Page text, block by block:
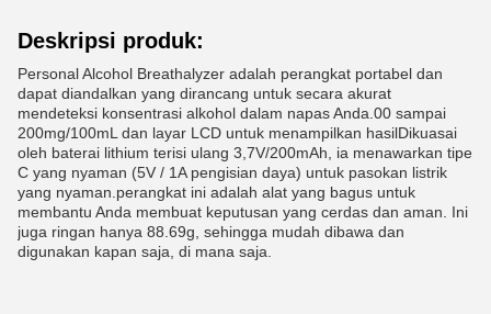
Deskripsi produk:
Personal Alcohol Breathalyzer adalah perangkat portabel dan
dapat diandalkan yang dirancang untuk secara akurat
mendeteksi konsentrasi alkohol dalam napas Anda.00 sampai
200mg/100mL dan layar LCD untuk menampilkan hasilDikuasai
oleh baterai lithium terisi ulang 3,7V/200mAh, ia menawarkan tipe
C yang nyaman (5V / 1A pengisian daya) untuk pasokan listrik
yang nyaman.perangkat ini adalah alat yang bagus untuk
membantu Anda membuat keputusan yang cerdas dan aman. Ini
juga ringan hanya 88.69g, sehingga mudah dibawa dan
digunakan kapan saja, di mana saja.